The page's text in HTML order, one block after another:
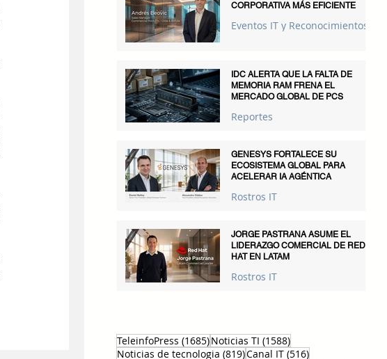
CORPORATIVA MÁS EFICIENTE
Eventos IT y Reconocimientos
IDC ALERTA QUE LA FALTA DE
MEMORIA RAM FRENA EL
MERCADO GLOBAL DE PCS
Reportes
GENESYS FORTALECE SU
ECOSISTEMA GLOBAL PARA
ACELERAR IA AGÉNTICA
Rostros IT
JORGE PASTRANA ASUME EL
LIDERAZGO COMERCIAL DE RED
HAT EN LATAM
Rostros IT
TeleinfoPress (1685)1685 entradas
Noticias TI (1588)1588 entradas
Noticias de tecnologia (819)819 entradas
Canal IT (516)516 entradas